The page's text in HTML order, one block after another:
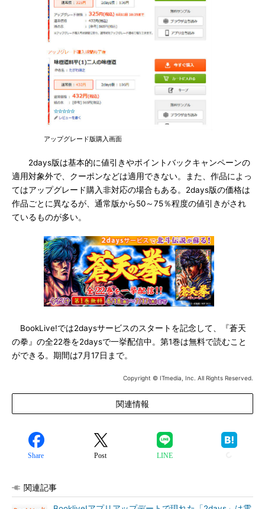
アップグレード版購入画面
2days版は基本的に値引きやポイントバックキャンペーンの
適用対象外で、クーポンなどは適用できない。また、作品によっ
てはアップグレード購入非対応の場合もある。2days版の価格は
作品ごとに異なるが、通常版から50～75％程度の値引きがされ
ているものが多い。
BookLive!では2daysサービスのスタートを記念して、『蒼天
の拳』の全22巻を2daysで一挙配信中。第1巻は無料で読むこと
ができる。期間は7月17日まで。
Copyright © ITmedia, Inc. All Rights Reserved.
関連情報
Share Post LINE
関連記事